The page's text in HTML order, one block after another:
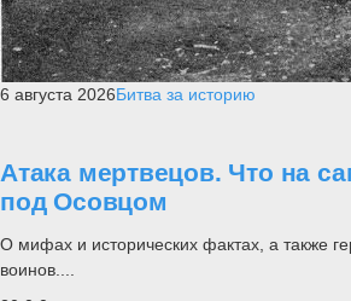
6 августа 2026Битва за историю
Атака мертвецов. Что на
под Осовцом
О мифах и исторических фактах, а также
воинов....